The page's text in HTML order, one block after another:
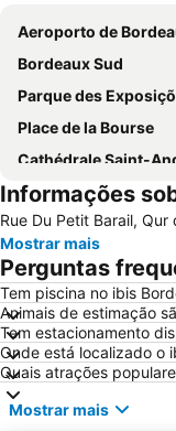
Aeroporto de
Bordeaux Sud
Parque des Exposições de
Place de la Bourse
Cathédrale Saint-
Musée du Vin et du Négoce - Cellier
Place des
Stade Chaban-
Bordeaux Maritime
Grand Parc - Paul
St Michel - Nansouty -
Basilique Saint-
Zoo de Bordeaux-
Informações
Rue Du Petit Barail,
Mostrar mais
Perguntas
Tem piscina no ibis
Animais de estimação
Tem estacionamento
Onde está localizado o
Quais atrações
Mostrar mais